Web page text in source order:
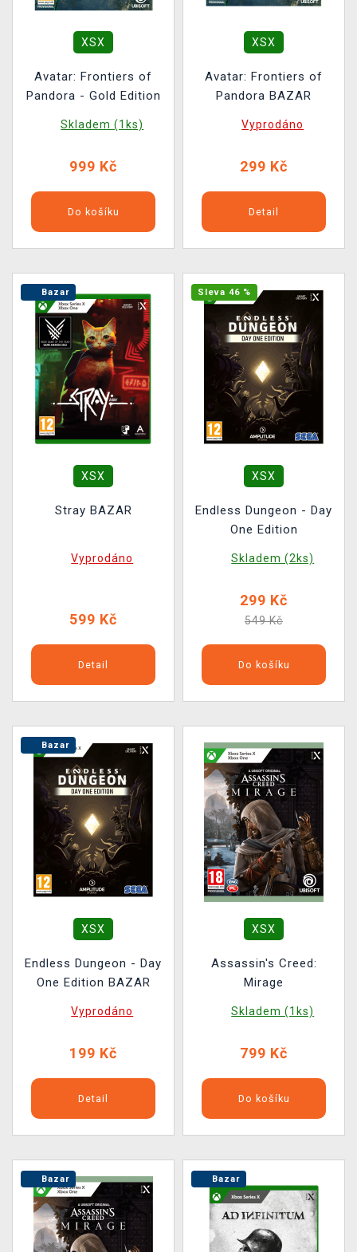
XSX
Avatar: Frontiers of
Pandora - Gold Edition
Skladem (1ks)
999 Kč
Do košíku
XSX
Avatar: Frontiers of
Pandora BAZAR
Vyprodáno
299 Kč
Detail
Bazar
XSX
Stray BAZAR
Vyprodáno
599 Kč
Detail
Sleva 46 %
XSX
Endless Dungeon - Day
One Edition
Skladem (2ks)
299 Kč
549 Kč
Do košíku
Bazar
XSX
Endless Dungeon - Day
One Edition BAZAR
Vyprodáno
199 Kč
Detail
XSX
Assassin's Creed:
Mirage
Skladem (1ks)
799 Kč
Do košíku
Bazar Bazar